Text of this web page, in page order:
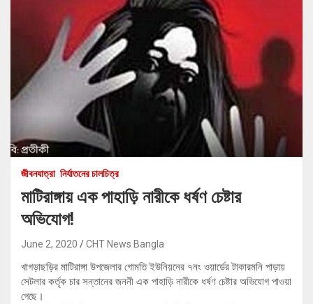
জীবনযাত্রা নির্যাতনের চালচিত্র
মাটিরাঙ্গায় এক পাহাড়ি নারীকে ধর্ষণ চেষ্টার
অভিযোগ!
June 2, 2020 CHT News Bangla
খাগড়াছড়ির মাটিরাঙ্গা উপজেলার গোমতি ইউনিয়নের ৭নং ওয়ার্ডের টাকারমনি পাড়ায়
সেটলার কর্তৃক চার সন্তানের জননী এক পাহাড়ি নারীকে ধর্ষণ চেষ্টার অভিযোগ পাওয়া
গেছে।